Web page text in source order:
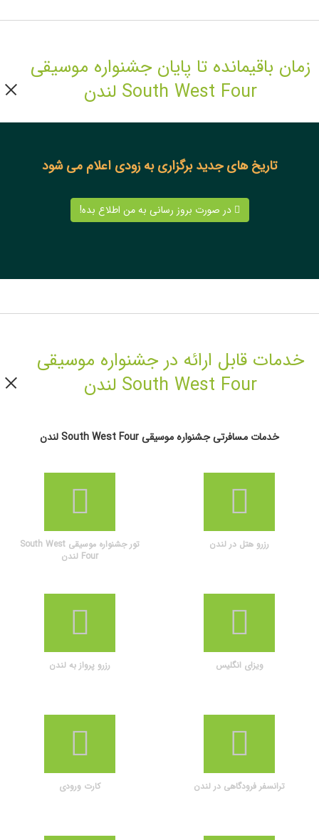
زمان باقیمانده تا پایان جشنواره موسیقی
South West Four لندن
تاریخ های جدید برگزاری به زودی اعلام می شود
در صورت بروز رسانی به من اطلاع بده!
خدمات قابل ارائه در جشنواره موسیقی
South West Four لندن
خدمات مسافرتی جشنواره موسیقی South West Four لندن
تور جشنواره موسیقی South West
Four لندن
رزرو هتل در لندن
رزرو پرواز به لندن ویزای انگلیس
کارت ورودی ترانسفر فرودگاهی در لندن